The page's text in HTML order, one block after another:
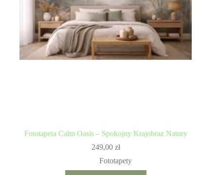
Fototapeta Calm Oasis – Spokojny Krajobraz Natury
249,00 zł
Fototapety